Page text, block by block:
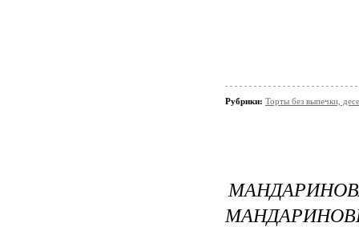
Рубрики: Торты без выпечки,